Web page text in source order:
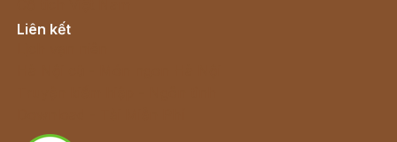
Liên kết